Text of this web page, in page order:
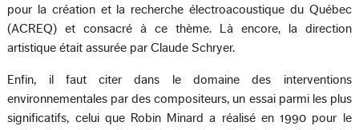
pour la création et la recherche électroacoustique du Québec
(ACREQ) et consacré à ce thème. Là encore, la direction
artistique était assurée par Claude Schryer.
Enfin, il faut citer dans le domaine des interventions
environnementales par des compositeurs, un essai parmi les plus
significatifs, celui que Robin Minard a réalisé en 1990 pour le